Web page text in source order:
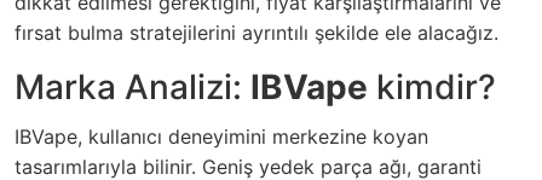
fırsat bulma stratejilerini ayrıntılı şekilde ele alacağız.
Marka Analizi: IBVape kimdir?
IBVape, kullanıcı deneyimini merkezine koyan
tasarımlarıyla bilinir. Geniş yedek parça ağı, garanti